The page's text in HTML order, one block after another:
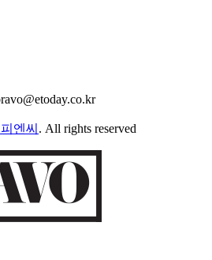
엔씨 . All rights reserved